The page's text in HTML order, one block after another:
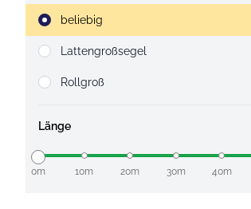
Strahlruder
beliebig
Lattengroßsegel
Rollgroß
Länge
0m 10m 20m 30m 40m